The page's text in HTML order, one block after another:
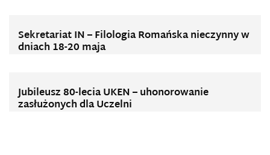
Sekretariat IN – Filologia Romańska nieczynny w
dniach 18-20 maja
Jubileusz 80-lecia UKEN – uhonorowanie
zasłużonych dla Uczelni